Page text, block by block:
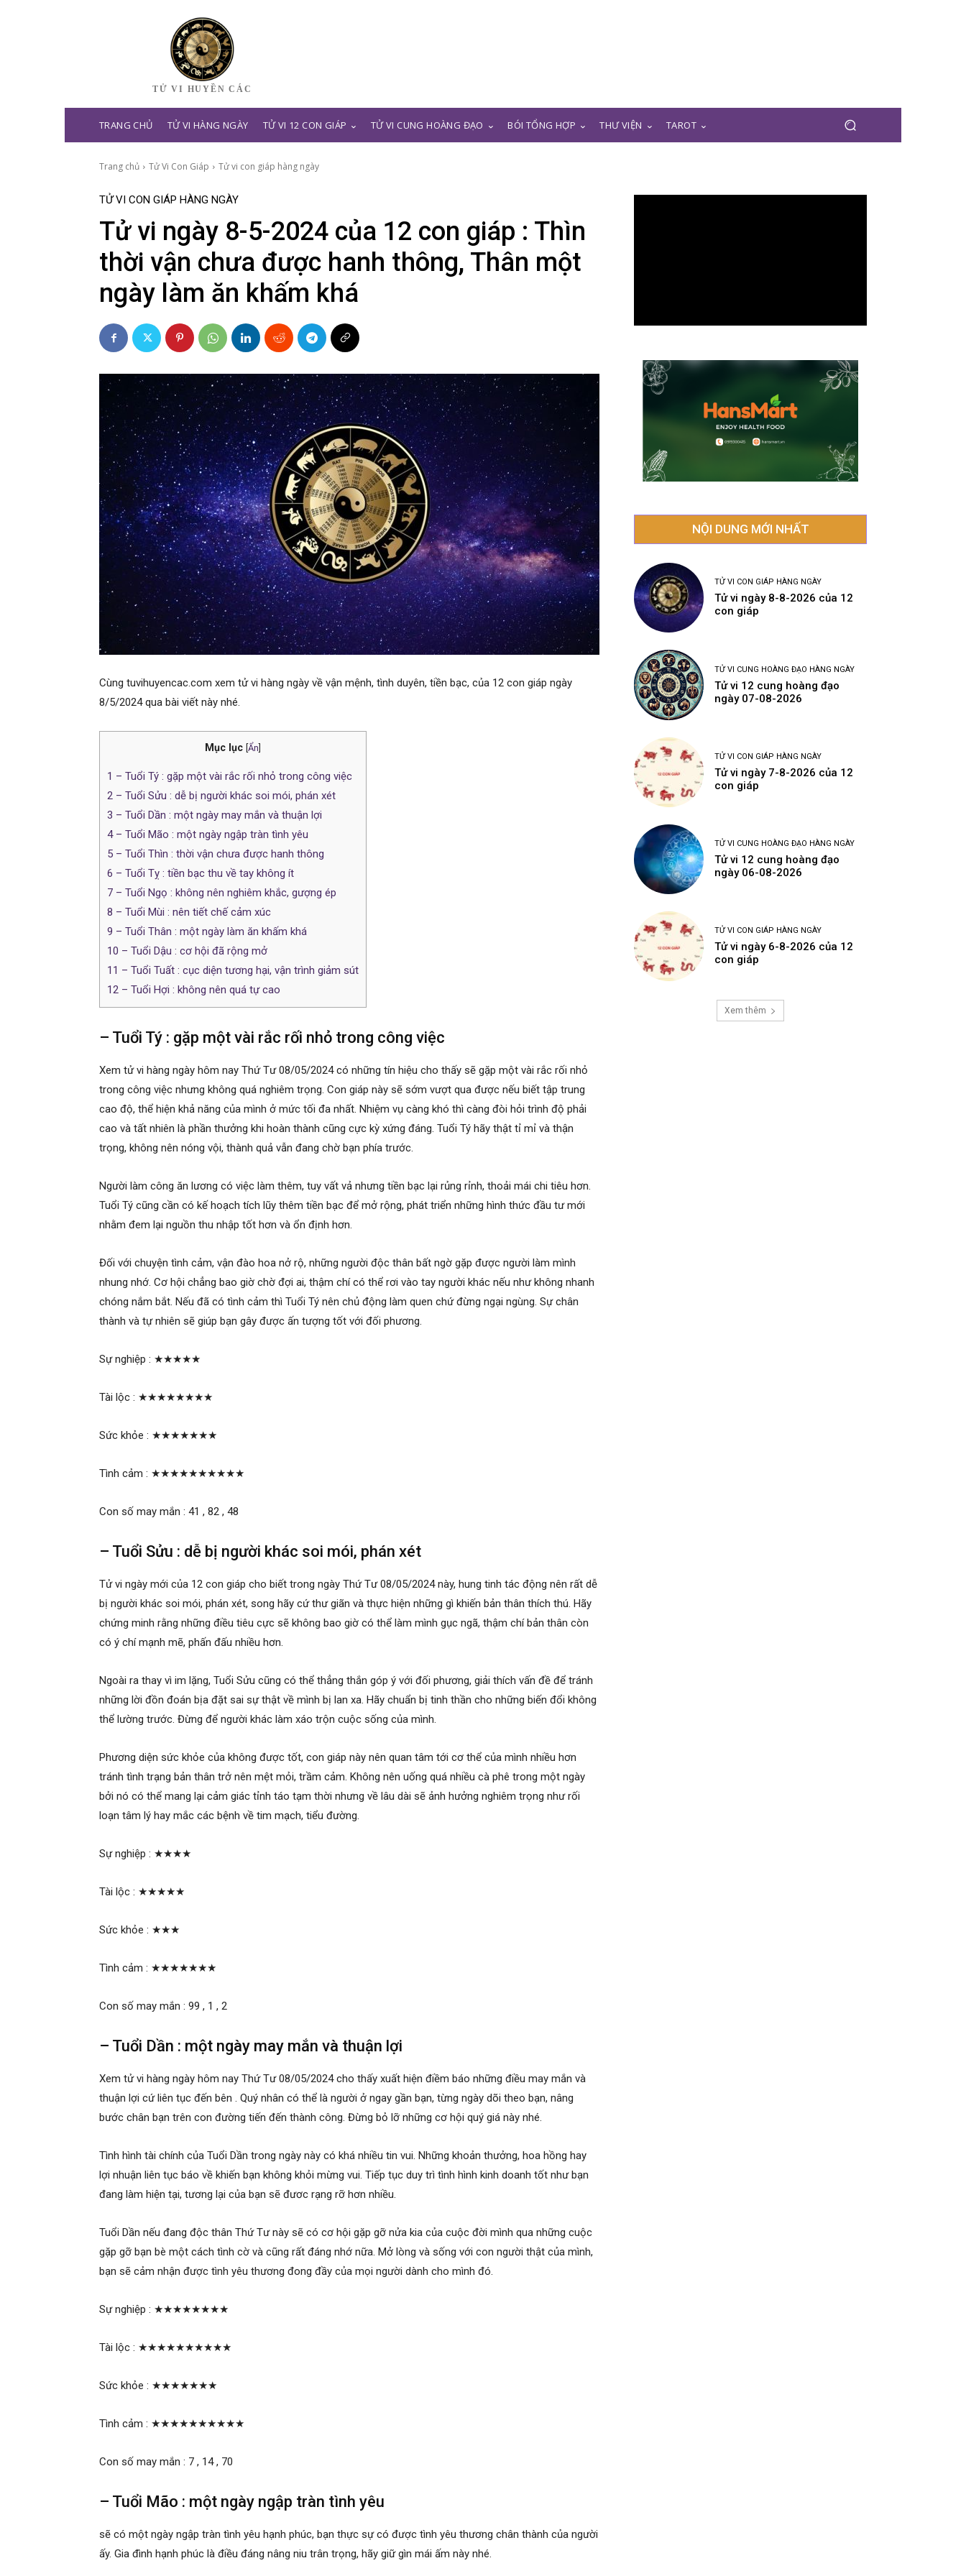
TỬ VI HUYỀN CÁC
TRANG CHỦ TỬ VI HÀNG NGÀY TỬ VI 12 CON GIÁP TỬ VI CUNG HOÀNG ĐẠO BÓI TỔNG HỢP THƯ VIỆN TAROT
Trang chủ Tử Vi Con Giáp Tử vi con giáp hàng ngày
TỬ VI CON GIÁP HÀNG NGÀY
Tử vi ngày 8-5-2024 của 12 con giáp : Thìn
thời vận chưa được hanh thông, Thân một
ngày làm ăn khấm khá
Cùng tuvihuyencac.com xem tử vi hàng ngày về vận mệnh, tình duyên, tiền bạc, của 12 con giáp ngày
8/5/2024 qua bài viết này nhé.
Mục lục Ẩn
1 – Tuổi Tý : gặp một vài rắc rối nhỏ trong công việc
2 – Tuổi Sửu : dễ bị người khác soi mói, phán xét
3 – Tuổi Dần : một ngày may mắn và thuận lợi
4– Tuổi Mão : một ngày ngập tràn tình yêu
5 – Tuổi Thìn : thời vận chưa được hanh thông
6 – Tuổi Tỵ : tiền bạc thu về tay không ít
7 – Tuổi Ngọ : không nên nghiêm khắc, gượng ép
8 – Tuổi Mùi : nên tiết chế cảm xúc
9 – Tuổi Thân : một ngày làm ăn khấm khá
10 – Tuổi Dậu : cơ hội đã rộng mở
11 – Tuổi Tuất : cục diện tương hại, vận trình giảm sút
12 – Tuổi Hợi : không nên quá tự cao
– Tuổi Tý : gặp một vài rắc rối nhỏ trong công việc
Xem tử vi hàng ngày hôm nay Thứ Tư 08/05/2024 có những tín hiệu cho thấy sẽ gặp một vài rắc rối nhỏ
trong công việc nhưng không quá nghiêm trọng. Con giáp này sẽ sớm vượt qua được nếu biết tập trung
cao độ, thể hiện khả năng của mình ở mức tối đa nhất. Nhiệm vụ càng khó thì càng đòi hỏi trình độ phải
cao và tất nhiên là phần thưởng khi hoàn thành cũng cực kỳ xứng đáng. Tuổi Tý hãy thật tỉ mỉ và thận
trọng, không nên nóng vội, thành quả vẫn đang chờ bạn phía trước.
Người làm công ăn lương có việc làm thêm, tuy vất vả nhưng tiền bạc lại rủng rỉnh, thoải mái chi tiêu hơn.
Tuổi Tý cũng cần có kế hoạch tích lũy thêm tiền bạc để mở rộng, phát triển những hình thức đầu tư mới
nhằm đem lại nguồn thu nhập tốt hơn và ổn định hơn.
Đối với chuyện tình cảm, vận đào hoa nở rộ, những người độc thân bất ngờ gặp được người làm mình
nhung nhớ. Cơ hội chẳng bao giờ chờ đợi ai, thậm chí có thể rơi vào tay người khác nếu như không nhanh
chóng nắm bắt. Nếu đã có tình cảm thì Tuổi Tý nên chủ động làm quen chứ đừng ngại ngùng. Sự chân
thành và tự nhiên sẽ giúp bạn gây được ấn tượng tốt với đối phương.
Sự nghiệp : ★★★★★
Tài lộc : ★★★★★★★★
Sức khỏe : ★★★★★★★
Tình cảm : ★★★★★★★★★★
Con số may mắn : 41 , 82 , 48
– Tuổi Sửu : dễ bị người khác soi mói, phán xét
Tử vi ngày mới của 12 con giáp cho biết trong ngày Thứ Tư 08/05/2024 này, hung tinh tác động nên rất dễ
bị người khác soi mói, phán xét, song hãy cứ thư giãn và thực hiện những gì khiến bản thân thích thú. Hãy
chứng minh rằng những điều tiêu cực sẽ không bao giờ có thể làm mình gục ngã, thậm chí bản thân còn
có ý chí mạnh mẽ, phấn đấu nhiều hơn.
Ngoài ra thay vì im lặng, Tuổi Sửu cũng có thể thẳng thắn góp ý với đối phương, giải thích vấn đề để tránh
những lời đồn đoán bịa đặt sai sự thật về mình bị lan xa. Hãy chuẩn bị tinh thần cho những biến đổi không
thể lường trước. Đừng để người khác làm xáo trộn cuộc sống của mình.
Phương diện sức khỏe của không được tốt, con giáp này nên quan tâm tới cơ thể của mình nhiều hơn
tránh tình trạng bản thân trở nên mệt mỏi, trầm cảm. Không nên uống quá nhiều cà phê trong một ngày
bởi nó có thể mang lại cảm giác tỉnh táo tạm thời nhưng về lâu dài sẽ ảnh hưởng nghiêm trọng như rối
loạn tâm lý hay mắc các bệnh về tim mạch, tiểu đường.
Sự nghiệp : ★★★★
Tài lộc : ★★★★★
Sức khỏe : ★★★
Tình cảm : ★★★★★★★
Con số may mắn : 99 , 1 , 2
– Tuổi Dần : một ngày may mắn và thuận lợi
Xem tử vi hàng ngày hôm nay Thứ Tư 08/05/2024 cho thấy xuất hiện điềm báo những điều may mắn và
thuận lợi cứ liên tục đến bên . Quý nhân có thể là người ở ngay gần bạn, từng ngày dõi theo bạn, nâng
bước chân bạn trên con đường tiến đến thành công. Đừng bỏ lỡ những cơ hội quý giá này nhé.
Tình hình tài chính của Tuổi Dần trong ngày này có khá nhiều tin vui. Những khoản thưởng, hoa hồng hay
lợi nhuận liên tục báo về khiến bạn không khỏi mừng vui. Tiếp tục duy trì tình hình kinh doanh tốt như bạn
đang làm hiện tại, tương lại của bạn sẽ đươc rạng rỡ hơn nhiều.
Tuổi Dần nếu đang độc thân Thứ Tư này sẽ có cơ hội gặp gỡ nửa kia của cuộc đời mình qua những cuộc
gặp gỡ bạn bè một cách tình cờ và cũng rất đáng nhớ nữa. Mở lòng và sống với con người thật của mình,
bạn sẽ cảm nhận được tình yêu thương đong đầy của mọi người dành cho mình đó.
Sự nghiệp : ★★★★★★★★
Tài lộc : ★★★★★★★★★★
Sức khỏe : ★★★★★★★
Tình cảm : ★★★★★★★★★★
Con số may mắn : 7 , 14 , 70
– Tuổi Mão : một ngày ngập tràn tình yêu
sẽ có một ngày ngập tràn tình yêu hạnh phúc, bạn thực sự có được tình yêu thương chân thành của người
ấy. Gia đình hạnh phúc là điều đáng nâng niu trân trọng, hãy giữ gìn mái ấm này nhé.
NỘI DUNG MỚI NHẤT
TỬ VI CON GIÁP HÀNG NGÀY
Tử vi ngày 8-8-2026 của 12
con giáp
TỬ VI CUNG HOÀNG ĐẠO HÀNG NGÀY
Tử vi 12 cung hoàng đạo
ngày 07-08-2026
TỬ VI CON GIÁP HÀNG NGÀY
Tử vi ngày 7-8-2026 của 12
con giáp
TỬ VI CUNG HOÀNG ĐẠO HÀNG NGÀY
Tử vi 12 cung hoàng đạo
ngày 06-08-2026
TỬ VI CON GIÁP HÀNG NGÀY
Tử vi ngày 6-8-2026 của 12
con giáp
Xem thêm